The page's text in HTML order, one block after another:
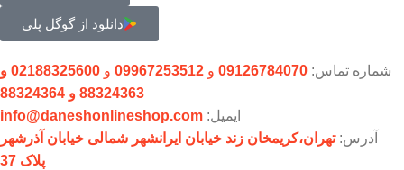
دانلود از گوگل پلی
شماره تماس: 09126784070 و 09967253512 و
02188325600 و
88324363 و 88324364
ایمیل: info@daneshonlineshop.com
آدرس:تهران،‌کریمخان زند خیابان ایرانشهر شمالی خیابان آذرشهر
پلاک 37